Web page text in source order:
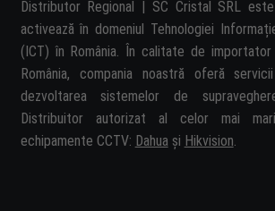
Distributor Regional | SC Cristal SRL
activează în domeniul Tehnologiei
(ICT) în România. În calitate de
România, compania noastră oferă
dezvoltarea sistemelor de
Distribuitor autorizat al celor mai
echipamente CCTV: Dahua și Hikvision.